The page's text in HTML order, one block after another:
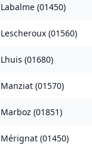
Labalme (01450)
Lescheroux (01560)
Lhuis (01680)
Manziat (01570)
Marboz (01851)
Mérignat (01450)